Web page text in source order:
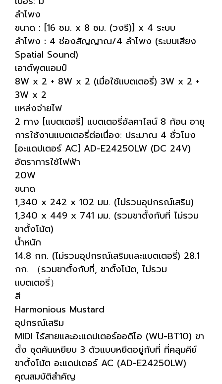
ลำโพง
ขนาด：[16 ซม. x 8 ซม. (วงรี)] x 4 ระบบ
ลำโพง：4 ช่องสัญญาณ/4 ลำโพง (ระบบเสียง
Spatial Sound)
เอาต์พุตแอมป์
8W x 2 + 8W x 2 (เมื่อใช้แบตเตอรี่) 3W x 2 +
3W x 2
แหล่งจ่ายไฟ
2 ทาง [แบตเตอรี่] แบตเตอรี่อัลคาไลน์ 8 ก้อน อายุ
การใช้งานแบตเตอรี่ต่อเนื่อง: ประมาณ 4 ชั่วโมง
[อะแดปเตอร์ AC] AD-E24250LW (DC 24V)
อัตราการใช้ไฟฟ้า
20W
ขนาด
1,340 x 242 x 102 มม. (ไม่รวมอุปกรณ์เสริม)
1,340 x 449 x 741 มม. (รวมขาตั้งกับที่ ไม่รวม
ขาตั้งโน้ต)
น้ำหนัก
14.8 กก. (ไม่รวมอุปกรณ์เสริมและแบตเตอรี่) 28.1
กก. （รวมขาตั้งกับที่, ขาตั้งโน้ต, ไม่รวม
แบตเตอรี่）
สี
Harmonious Mustard
อุปกรณ์เสริม
MIDI ไร้สายและอะแดปเตอร์ออดิโอ (WU-BT10) ขา
ตั้ง ชุดคันเหยียบ 3 ตัวแบบหยึดอยู่กับที่ ที่คลุมคีย์
ขาตั้งโน้ต อะแดปเตอร์ AC (AD-E24250LW)
คุณสมบัติสำคัญ